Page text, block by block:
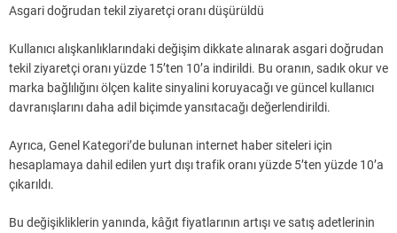
Asgari doğrudan tekil ziyaretçi oranı düşürüldü
Kullanıcı alışkanlıklarındaki değişim dikkate alınarak asgari doğrudan
tekil ziyaretçi oranı yüzde 15’ten 10’a indirildi. Bu oranın, sadık okur ve
marka bağlılığını ölçen kalite sinyalini koruyacağı ve güncel kullanıcı
davranışlarını daha adil biçimde yansıtacağı değerlendirildi.
Ayrıca, Genel Kategori’de bulunan internet haber siteleri için
hesaplamaya dahil edilen yurt dışı trafik oranı yüzde 5’ten yüzde 10’a
çıkarıldı.
Bu değişikliklerin yanında, kâğıt fiyatlarının artışı ve satış adetlerinin